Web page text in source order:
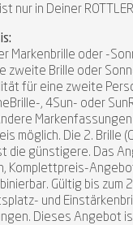
nur in Deiner
Markenbrille oder -
zweite Brille oder
für eine zweite
, 4Sun- oder
möglich. Die 2. Brille
die günstigere. Das
Komplettpreis-
Gültig bis zum
und
Dieses Angebot